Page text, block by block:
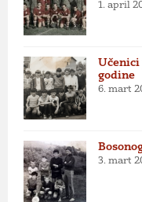
1. april
Učenici
godine
6. mart
3. mart